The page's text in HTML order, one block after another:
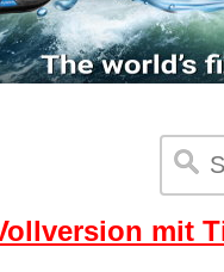
mit